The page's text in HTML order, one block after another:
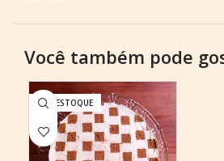
Você também pode
SEM ESTOQUE